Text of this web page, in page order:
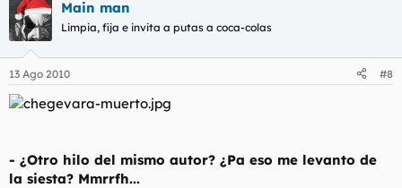
Main man
Limpia, fija e invita a putas a coca-colas
13 Ago 2010 #8
- ¿Otro hilo del mismo autor? ¿Pa eso me levanto de
la siesta? Mmrrfh...